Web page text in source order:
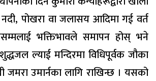
पोखरा वा जलासय आदिमा गई वर्त
भक्तिभावले समापन होस् भने
ल्याई मन्दिरमा विधिपूर्वक जौका
जमरा उमार्नका लागि राखिन्छ । यसको